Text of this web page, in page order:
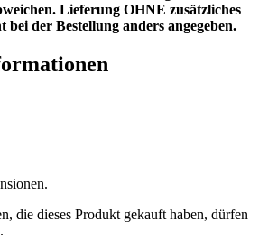
Lieferung OHNE zusätzliches
bei der Bestellung anders angegeben.
die dieses Produkt gekauft haben, dürfen